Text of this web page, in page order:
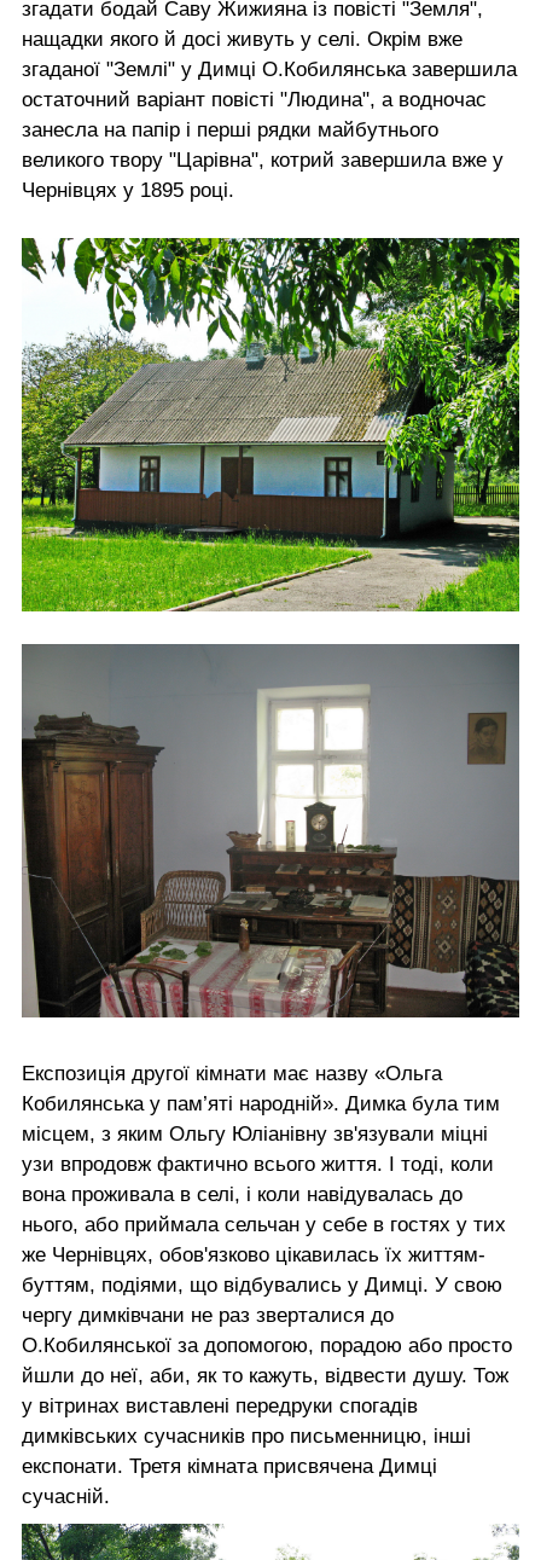
згадати бодай Саву Жижияна із повісті "Земля",
нащадки якого й досі живуть у селі. Окрім вже
згаданої "Землі" у Димці О.Кобилянська завершила
остаточний варіант повісті "Людина", а водночас
занесла на папір і перші рядки майбутнього
великого твору "Царівна", котрий завершила вже у
Чернівцях у 1895 році.
Експозиція другої кімнати має назву «Ольга
Кобилянська у пам’яті народній». Димка була тим
місцем, з яким Ольгу Юліанівну зв'язували міцні
узи впродовж фактично всього життя. І тоді, коли
вона проживала в селі, і коли навідувалась до
нього, або приймала сельчан у себе в гостях у тих
же Чернівцях, обов'язково цікавилась їх життям-
буттям, подіями, що відбувались у Димці. У свою
чергу димківчани не раз зверталися до
О.Кобилянської за допомогою, порадою або просто
йшли до неї, аби, як то кажуть, відвести душу. Тож
у вітринах виставлені передруки спогадів
димківських сучасників про письменницю, інші
експонати. Третя кімната присвячена Димці
сучасній.